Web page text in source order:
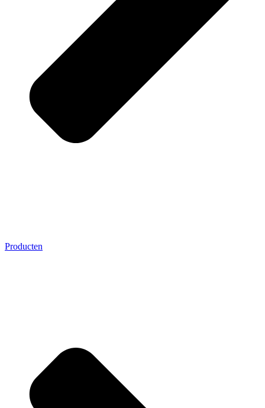
Producten